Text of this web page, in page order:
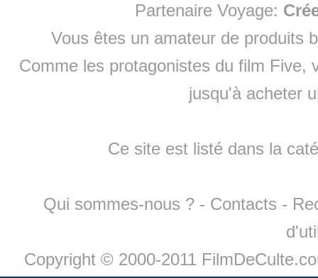
Partenaire Voyage:
Vous êtes un amateur de produits
Comme les protagonistes du film Five,
jusqu'à acheter
Ce site est listé dans la
Qui sommes-nous ? - Contacts -
Copyright © 2000-2011